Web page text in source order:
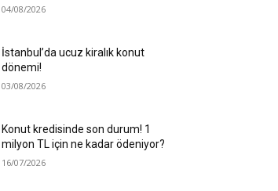
04/08/2026
İstanbul’da ucuz kiralık konut
dönemi!
03/08/2026
Konut kredisinde son durum! 1
milyon TL için ne kadar ödeniyor?
16/07/2026